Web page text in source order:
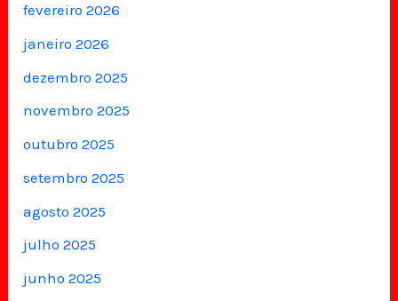
fevereiro 2026
janeiro 2026
dezembro 2025
novembro 2025
outubro 2025
setembro 2025
agosto 2025
julho 2025
junho 2025